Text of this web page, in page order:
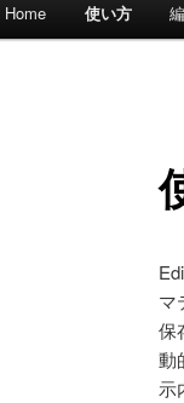
メ
Home 使い方
マ
保
動
示